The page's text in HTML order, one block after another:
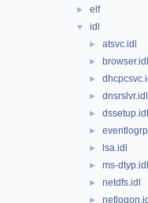
► elf
▼ idl
► atsvc.idl
► browser.idl
►
► dnsrslvr.idl
► dssetup.idl
►
► lsa.idl
► ms-dtyp.idl
► netdfs.idl
► netlogon.idl